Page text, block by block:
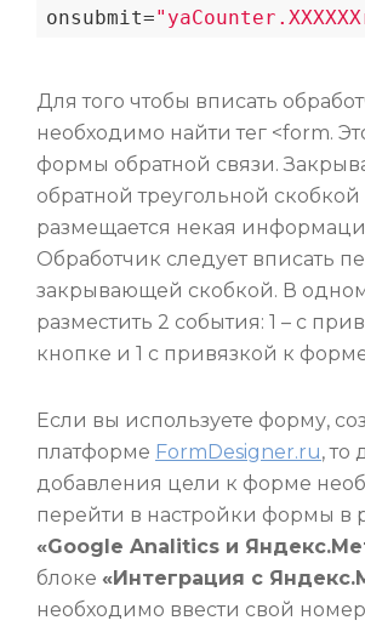
onsubmit=
Для того чтобы вписать
необходимо найти тег <form.
формы обратной связи.
обратной треугольной скобкой
размещается некая
Обработчик следует вписать
закрывающей скобкой. В
разместить 2 события: 1 – с
кнопке и 1 с привязкой к
Если вы используете форму,
платформе FormDesigner.ru, то
добавления цели к форме
перейти в настройки формы в
«Google Analitics и
блоке «Интеграция с
необходимо ввести свой